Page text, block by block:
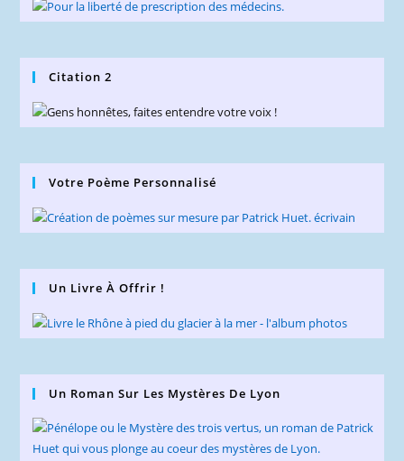
Citation 2
Votre Poème Personnalisé
Un Livre À Offrir !
Un Roman Sur Les Mystères De Lyon